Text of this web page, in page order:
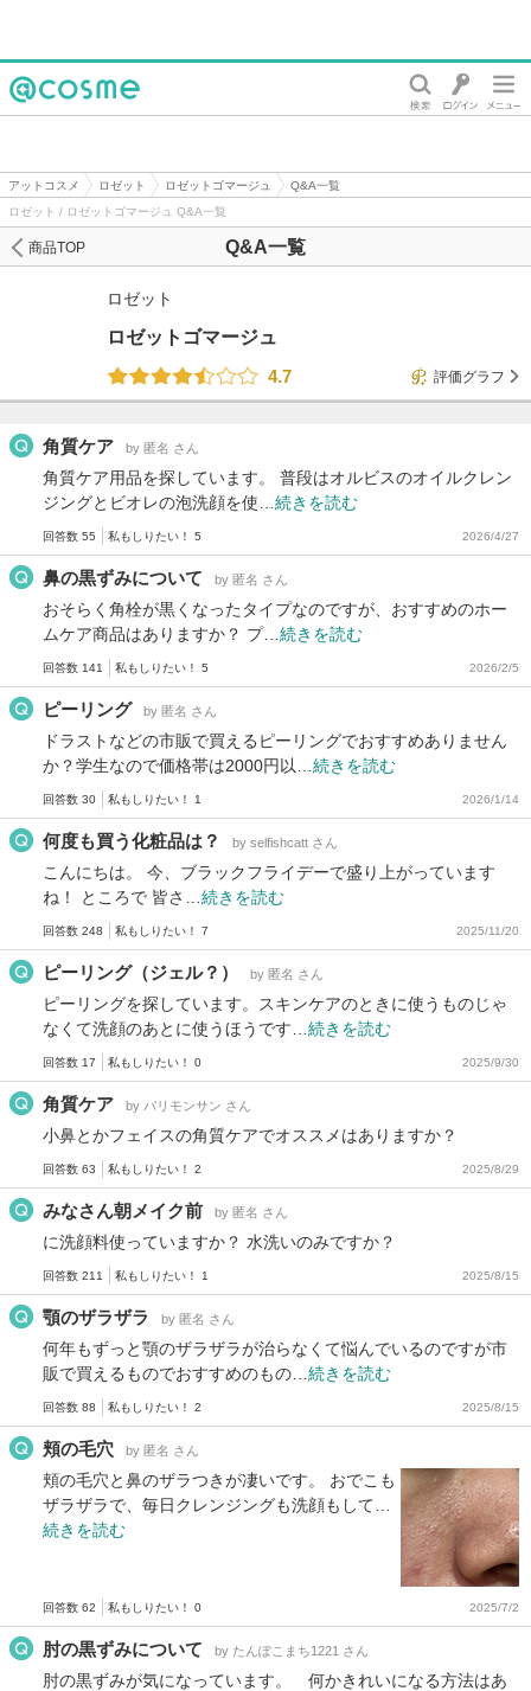
アットコスメ ロゼット ロゼットゴマージュ
Q&A一覧
ロゼット / ロゼットゴマージュ Q&A一覧
Q&A一覧
商品TOP
ロゼット
ロゼットゴマージュ
4.7
評価グラフ
角質ケア by 匿名 さん
角質ケア用品を探しています。 普段はオルビスのオイルクレン
ジングとビオレの泡洗顔を使… 続きを読む
回答数 55 私もしりたい！ 5 2026/4/27
鼻の黒ずみについて by 匿名 さん
おそらく角栓が黒くなったタイプなのですが、おすすめのホー
ムケア商品はありますか？ プ… 続きを読む
回答数 141 私もしりたい！ 5 2026/2/5
ピーリング by 匿名 さん
ドラストなどの市販で買えるピーリングでおすすめありません
か？学生なので価格帯は2000円以… 続きを読む
回答数 30 私もしりたい！ 1 2026/1/14
何度も買う化粧品は？ by selfishcatt さん
こんにちは。 今、ブラックフライデーで盛り上がっています
ね！ ところで 皆さ… 続きを読む
回答数 248 私もしりたい！ 7 2025/11/20
ピーリング（ジェル？） by 匿名 さん
ピーリングを探しています。スキンケアのときに使うものじゃ
なくて洗顔のあとに使うほうです… 続きを読む
回答数 17 私もしりたい！ 0 2025/9/30
角質ケア by パリモンサン さん
小鼻とかフェイスの角質ケアでオススメはありますか？
回答数 63 私もしりたい！ 2 2025/8/29
みなさん朝メイク前 by 匿名 さん
に洗顔料使っていますか？ 水洗いのみですか？
回答数 211 私もしりたい！ 1 2025/8/15
顎のザラザラ by 匿名 さん
何年もずっと顎のザラザラが治らなくて悩んでいるのですが市
販で買えるものでおすすめのもの… 続きを読む
回答数 88 私もしりたい！ 2 2025/8/15
頬の毛穴 by 匿名 さん
頬の毛穴と鼻のザラつきが凄いです。 おでこも
ザラザラで、毎日クレンジングも洗顔もして…
続きを読む
回答数 62 私もしりたい！ 0 2025/7/2
肘の黒ずみについて by たんぽこまち1221 さん
肘の黒ずみが気になっています。 何かきれいになる方法はあ